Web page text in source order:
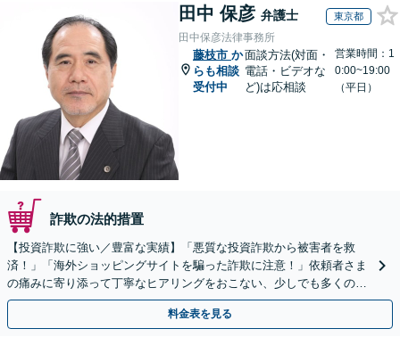
田中 保彦 弁護士 東京都
田中保彦法律事務所
藤枝市 か
らも相談
受付中
面談方法(対面・
電話・ビデオな
ど)は応相談
営業時間：1
0:00~19:00
（平日）
詐欺の法的措置
【投資詐欺に強い／豊富な実績】「悪質な投資詐欺から被害者を救
済！」「海外ショッピングサイトを騙った詐欺に注意！」依頼者さま
の痛みに寄り添って丁寧なヒアリングをおこない、少しでも多くの返
金が得られるよう尽力します！
料金表を見る